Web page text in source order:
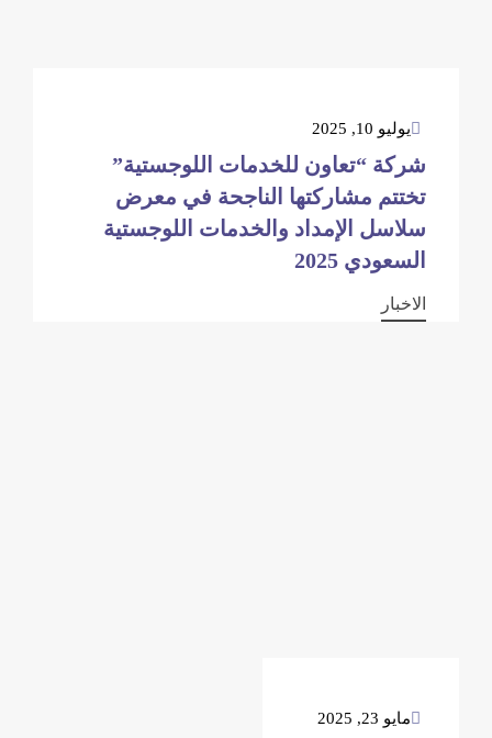
يوليو 10, 2025
شركة “تعاون للخدمات اللوجستية”
تختتم مشاركتها الناجحة في معرض
سلاسل الإمداد والخدمات اللوجستية
السعودي 2025
الاخبار
مايو 23, 2025